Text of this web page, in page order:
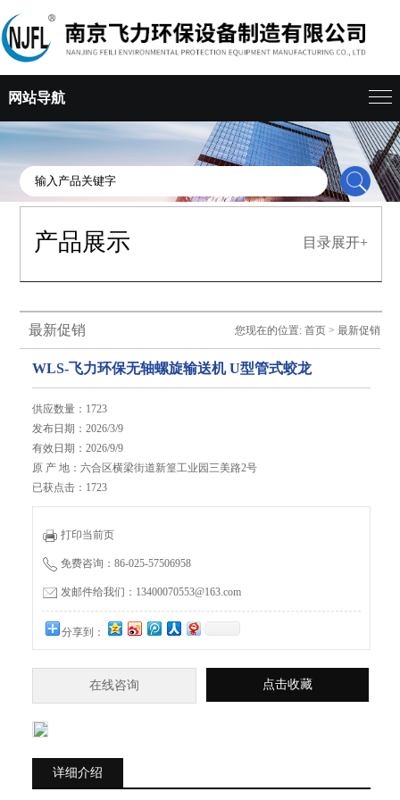
网站导航
产品展示 目录展开+
最新促销 您现在的位置: 首页> 最新促销
WLS-飞力环保无轴螺旋输送机 U型管式蛟龙
供应数量：1723
发布日期：2026/3/9
有效日期：2026/9/9
原 产 地：六合区横梁街道新篁工业园三美路2号
已获点击：1723
打印当前页
免费咨询：86-025-57506958
发邮件给我们：13400070553@163.com
分享到：
在线咨询 点击收藏
详细介绍